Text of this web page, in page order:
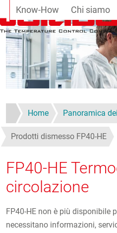
Salta al contenuto principale
Know-How Chi siamo
Home Panoramica
Prodotti dismesso FP40-HE
FP40-HE
circolazione
FP40-HE non è più disponibile
necessitano informazioni,